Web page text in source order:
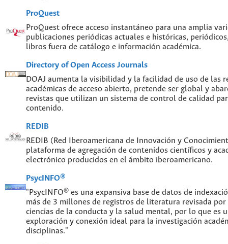
ProQuest
ProQuest ofrece acceso instantáneo para una amplia
publicaciones periódicas actuales e históricas,
libros fuera de catálogo e información académica.
Directory of Open Access Journals
DOAJ aumenta la visibilidad y la facilidad de uso de las
académicas de acceso abierto, pretende ser global y
revistas que utilizan un sistema de control de calidad
contenido.
REDIB
REDIB (Red Iberoamericana de Innovación y
plataforma de agregación de contenidos científicos y
electrónico producidos en el ámbito iberoamericano.
PsycINFO®
"PsycINFO® es una expansiva base de datos de
más de 3 millones de registros de literatura revisada por
ciencias de la conducta y la salud mental, por lo que es
exploración y conexión ideal para la investigación
disciplinas."